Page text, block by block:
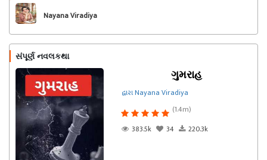
Nayana Viradiya
સંપૂર્ણ નવલકથા
ગુમરાહ
દ્વારા Nayana Viradiya
(1.4m)
383.5k
34 220.3k